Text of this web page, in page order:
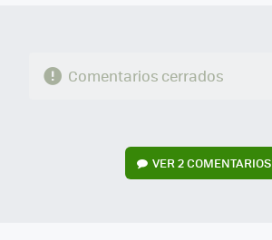
Comentarios cerrados
VER2 COMENTARIOS